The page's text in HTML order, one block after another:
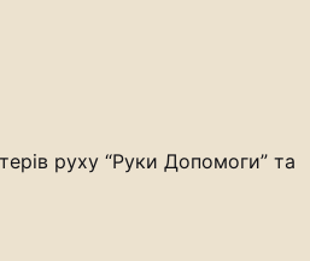
руху “Руки Допомоги” та